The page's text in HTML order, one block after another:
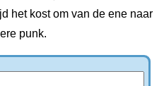
het kost om van de ene naar
punk.